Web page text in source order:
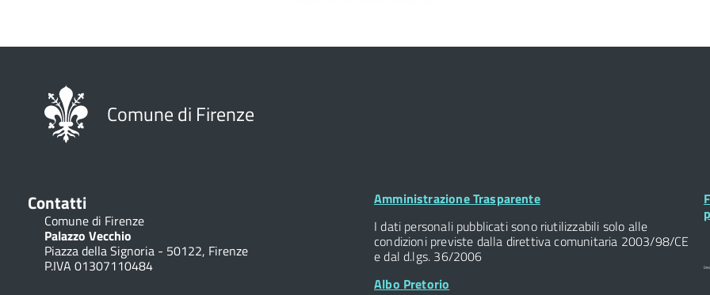
Comune di Firenze
Contatti
Comune di Firenze
Palazzo Vecchio
Piazza della Signoria - 50122, Firenze
P.IVA 01307110484
Footer
Amministrazione Trasparente
I dati personali pubblicati sono riutilizzabili solo alle
condizioni previste dalla direttiva comunitaria 2003/98/CE
e dal d.lgs. 36/2006
Albo Pretorio